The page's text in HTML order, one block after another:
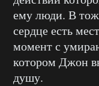
ему люди. В
сердце есть
момент с
котором Джон
душу.